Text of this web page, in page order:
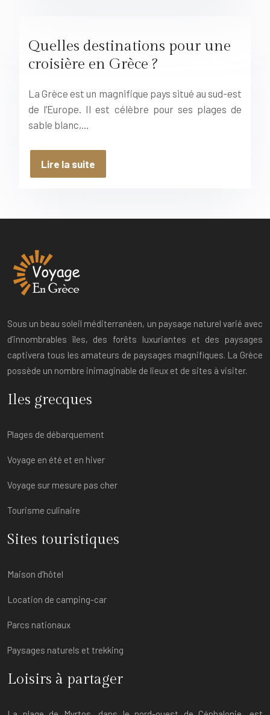
Quelles destinations pour une
croisière en Grèce ?
La Grèce est un magnifique pays situé au sud-est
de l’Europe. Il est célèbre pour ses plages de
sable blanc,…
Lire la suite
Sous un beau soleil méditerranéen, un paysage naturel varié avec
d’innombrables îles, des forêts luxuriantes et des paysages
captivera tous les amateurs de paysages magnifiques. La Grèce
possède un nombre inimaginable de lieux et de sites à visiter.
Iles grecques
Plages de débarquement
Voyage en été et en hiver
Voyage sur mesure pas cher
Tourisme culinaire
Sites touristiques
Maison d’hôtel
Location de camping-car
Parcs nationaux
Paysages naturels et trekking
Loisirs à partager